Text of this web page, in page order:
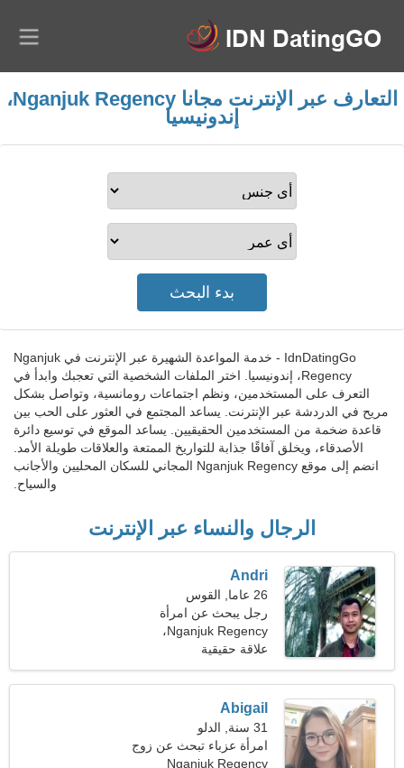
التعارف عبر الإنترنت مجانا Nganjuk Regency،
إندونيسيا
IdnDatingGo - خدمة المواعدة الشهيرة عبر الإنترنت في Nganjuk
Regency، إندونيسيا. اختر الملفات الشخصية التي تعجبك وابدأ في
التعرف على المستخدمين، ونظم اجتماعات رومانسية، وتواصل بشكل
مريح في الدردشة عبر الإنترنت. يساعد المجتمع في العثور على الحب بين
قاعدة ضخمة من المستخدمين الحقيقيين. يساعد الموقع في توسيع دائرة
الأصدقاء، ويخلق آفاقًا جذابة للتواريخ الممتعة والعلاقات طويلة الأمد.
انضم إلى موقع Nganjuk Regency المجاني للسكان المحليين والأجانب
والسياح.
الرجال والنساء عبر الإنترنت
Andri
26 عاما, القوس
رجل يبحث عن امرأة
Nganjuk Regency،
إندونيسيا
علاقة حقيقية
Abigail
31 سنة, الدلو
امرأة عزباء تبحث عن زوج
Nganjuk Regency